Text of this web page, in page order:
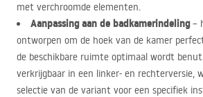
met verchroomde elementen.
Aanpassing aan de badkamerindeling–
ontworpen om de hoek van de kamer
de beschikbare ruimte optimaal wordt
verkrijgbaar in een linker- en rechterversie,
selectie van de variant voor een specifiek